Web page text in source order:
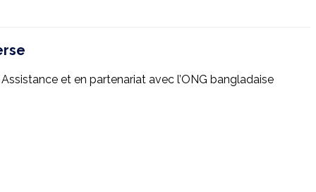
et en partenariat avec l’ONG bangladaise